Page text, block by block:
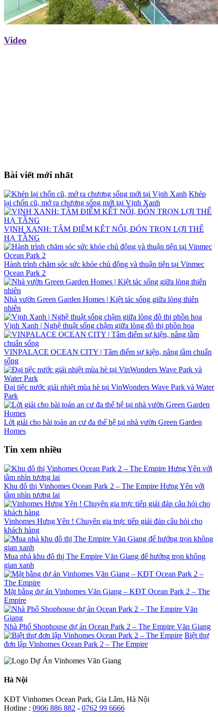
Video
Bài viết mới nhất
Khép
lại chốn cũ, mở ra chương sống mới tại Vịnh Xanh
VỊNH XANH: TÂM ĐIỂM KẾT NỐI, ĐÓN TRỌN LỢI THẾ
HẠ TẦNG
Hành trình chăm sóc sức khỏe chủ động và thuận tiện tại Vinmec
Ocean Park 2
Nhà vườn Green Garden Homes | Kiệt tác sống giữa lòng thiên
nhiên
Vịnh Xanh | Nghệ thuật sống chậm giữa lòng đô thị phồn hoa
VINPALACE OCEAN CITY | Tâm điểm sự kiện, nâng tầm chuẩn
sống
Đại tiệc nước giải nhiệt mùa hè tại VinWonders Wave Park và Water
Park
Lời giải cho bài toán an cư đa thế hệ tại nhà vườn Green Garden
Homes
Tin xem nhiều
Khu đô thị Vinhomes Ocean Park 2 – The Empire Hưng Yên với
tầm nhìn tương lai
Vinhomes Hưng Yên ! Chuyên gia trực tiếp giải đáp câu hỏi cho
khách hàng
Mua nhà khu đô thị The Empire Văn Giang để hưởng trọn không
gian xanh
Mặt bằng dự án Vinhomes Văn Giang – KĐT Ocean Park 2 – The
Empire
Nhà Phố Shophouse dự án Ocean Park 2 – The Empire Văn Giang
Biệt thự
đơn lập Vinhomes Ocean Park 2 – The Empire
Hà Nội
KĐT Vinhomes Ocean Park, Gia Lâm, Hà Nội
Hotline : 0906 886 882 - 0762 99 6666